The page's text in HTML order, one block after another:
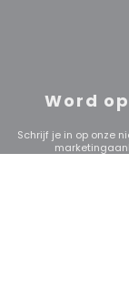
Word
Schrijf je in op onze